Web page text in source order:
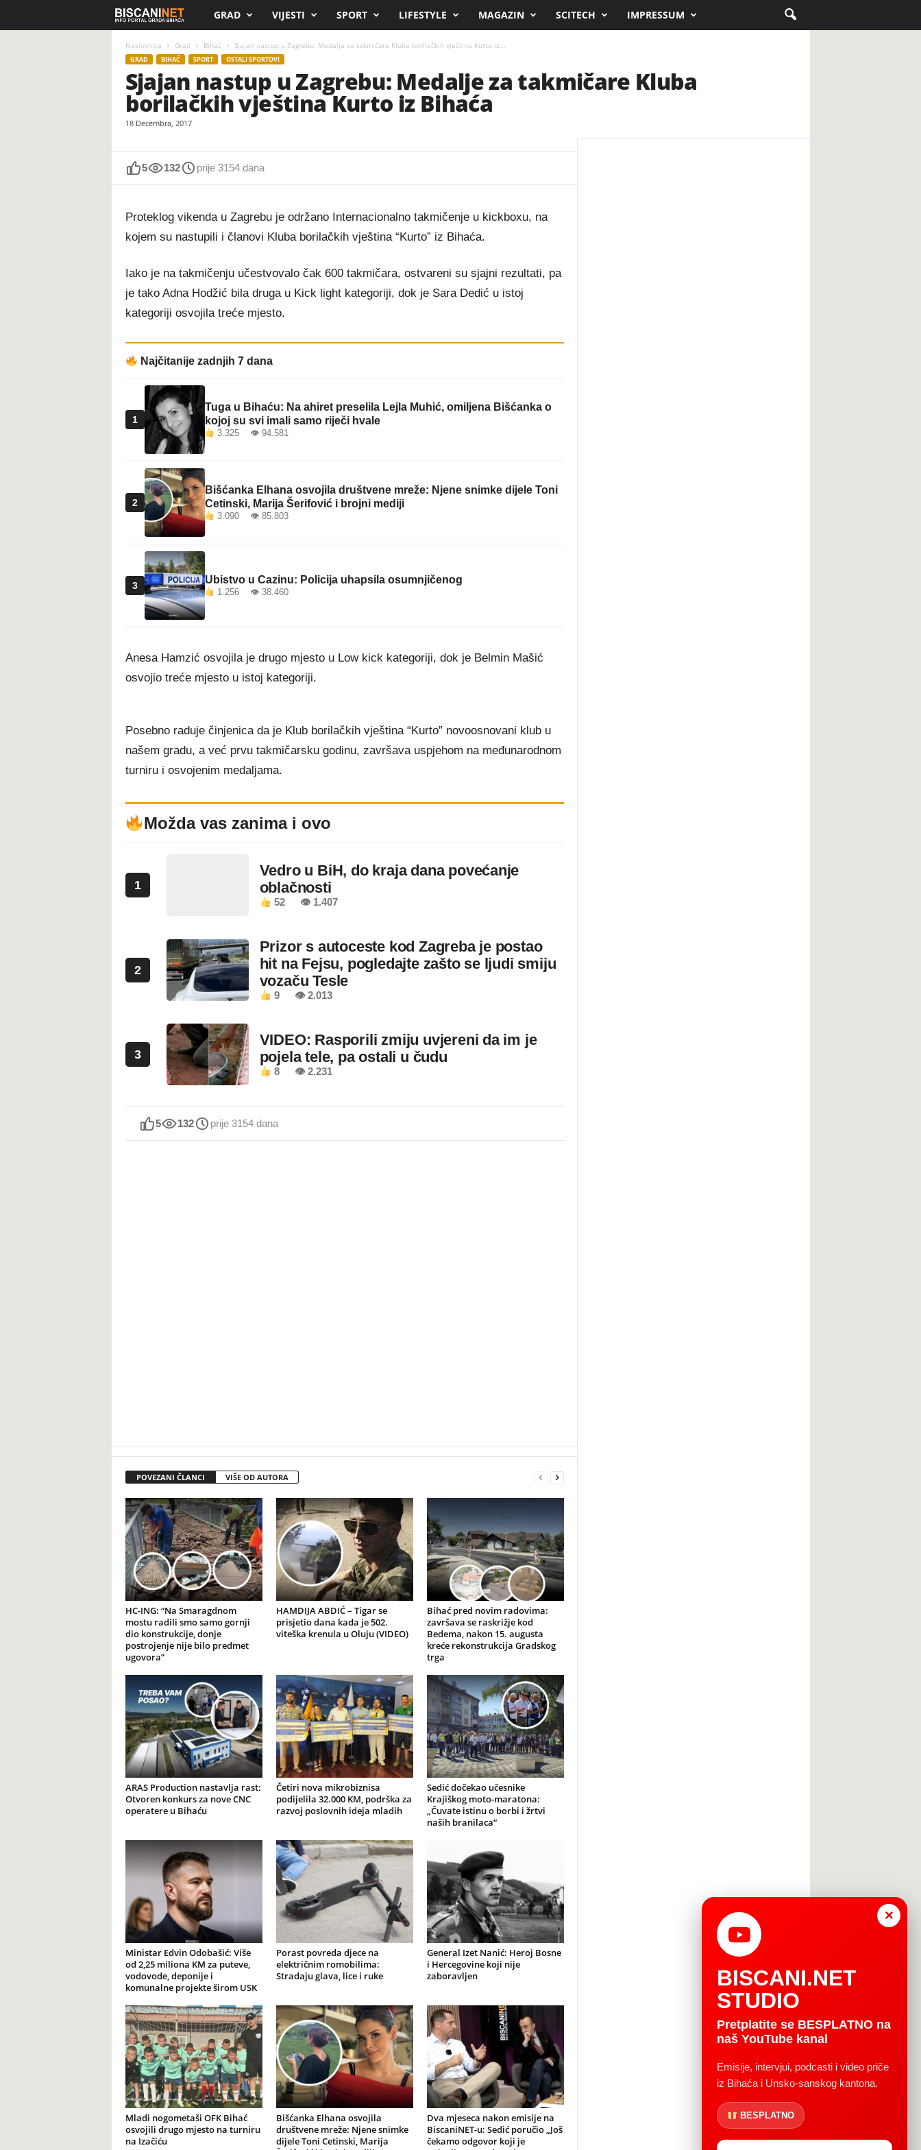
i
c
n
t
GRAD VIJESTI SPORT LIFESTYLE MAGAZIN SCITECH IMPRESSUM
Naslovnica Grad Bihać Sjajan nastup u Zagrebu: Medalje za takmičare Kluba borilačkih vještina Kurto iz...
GRAD BIHAĆ SPORT OSTALI SPORTOVI
Sjajan nastup u Zagrebu: Medalje za takmičare Kluba
borilačkih vještina Kurto iz Bihaća
18 Decembra, 2017
5 132 prije 3154 dana
Proteklog vikenda u Zagrebu je održano Internacionalno takmičenje u kickboxu, na
kojem su nastupili i članovi Kluba borilačkih vještina “Kurto” iz Bihaća.
Iako je na takmičenju učestvovalo čak 600 takmičara, ostvareni su sjajni rezultati, pa
je tako Adna Hodžić bila druga u Kick light kategoriji, dok je Sara Dedić u istoj
kategoriji osvojila treće mjesto.
Najčitanije zadnjih 7 dana
1
Tuga u Bihaću: Na ahiret preselila Lejla Muhić, omiljena Bišćanka o
kojoj su svi imali samo riječi hvale
3.325 👁 94.581
2
Bišćanka Elhana osvojila društvene mreže: Njene snimke dijele Toni
Cetinski, Marija Šerifović i brojni mediji
3.090 👁 85.803
3 Ubistvo u Cazinu: Policija uhapsila osumnjičenog
1.256 👁 38.460
Anesa Hamzić osvojila je drugo mjesto u Low kick kategoriji, dok je Belmin Mašić
osvojio treće mjesto u istoj kategoriji.
Posebno raduje činjenica da je Klub borilačkih vještina “Kurto” novoosnovani klub u
našem gradu, a već prvu takmičarsku godinu, završava uspjehom na međunarodnom
turniru i osvojenim medaljama.
Možda vas zanima i ovo
1
Vedro u BiH, do kraja dana povećanje
oblačnosti
52 👁 1.407
2
Prizor s autoceste kod Zagreba je postao
hit na Fejsu, pogledajte zašto se ljudi smiju
vozaču Tesle
9 👁 2.013
3
VIDEO: Rasporili zmiju uvjereni da im je
pojela tele, pa ostali u čudu
8 👁 2.231
5 132 prije 3154 dana
POVEZANI ČLANCI VIŠE OD AUTORA
HC-ING: “Na Smaragdnom
mostu radili smo samo gornji
dio konstrukcije, donje
postrojenje nije bilo predmet
ugovora”
HAMDIJA ABDIĆ – Tigar se
prisjetio dana kada je 502.
viteška krenula u Oluju (VIDEO)
Bihać pred novim radovima:
završava se raskrižje kod
Bedema, nakon 15. augusta
kreće rekonstrukcija Gradskog
trga
ARAS Production nastavlja rast:
Otvoren konkurs za nove CNC
operatere u Bihaću
Četiri nova mikrobiznisa
podijelila 32.000 KM, podrška za
razvoj poslovnih ideja mladih
Sedić dočekao učesnike
Krajiškog moto-maratona:
„Čuvate istinu o borbi i žrtvi
naših branilaca“
Ministar Edvin Odobašić: Više
od 2,25 miliona KM za puteve,
vodovode, deponije i
komunalne projekte širom USK
Porast povreda djece na
električnim romobilima:
Stradaju glava, lice i ruke
General Izet Nanić: Heroj Bosne
i Hercegovine koji nije
zaboravljen
Mladi nogometaši OFK Bihać
osvojili drugo mjesto na turniru
na Izačiću
Bišćanka Elhana osvojila
društvene mreže: Njene snimke
dijele Toni Cetinski, Marija
Dva mjeseca nakon emisije na
BiscaniNET-u: Sedić poručio „Još
čekamo odgovor koji je
×
BISCANI.NET
STUDIO
Pretplatite se BESPLATNO na
naš YouTube kanal
Emisije, intervjui, podcasti i video priče
iz Bihaća i Unsko-sanskog kantona.
BESPLATNO